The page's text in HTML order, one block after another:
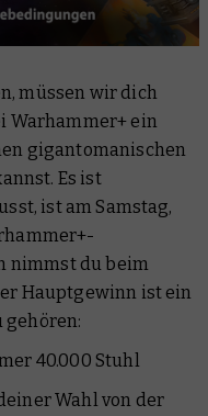
müssen wir dich
Warhammer+ ein
gigantomanischen
Es ist
ist am Samstag,
nimmst du beim
Hauptgewinn ist ein
gehören:
40.000 Stuhl
Wahl von der